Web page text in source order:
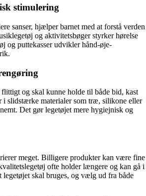
stimulering
sanser, hjælper barnet med at forstå verden
og aktivitetsbøger styrker hørelse
og puttekasser udvikler hånd-øje-
og skal kunne holde til både bid, kast
slidstærke materialer som træ, silikone eller
Det gør legetøjet mere hygiejnisk og
meget. Billigere produkter kan være fine
ofte holder længere og kan gå i
legetøjet skal bruges, og vælg ud fra både